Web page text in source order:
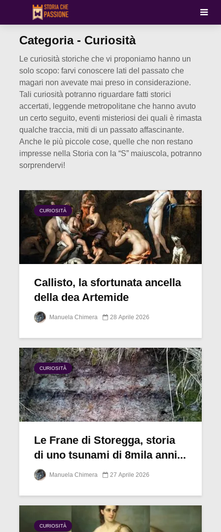
Categoria - Curiosità
Le curiosità storiche che vi proponiamo hanno un
solo scopo: farvi conoscere lati del passato che
magari non avevate mai preso in considerazione.
Tali curiosità potranno riguardare fatti storici
accertati, leggende metropolitane che hanno avuto
un certo seguito, eventi misteriosi dei quali è rimasta
qualche traccia, miti di un passato affascinante.
Anche le più piccole cose, quelle che non restano
impresse nella Storia con la “S” maiuscola, potranno
sorprendervi!
CURIOSITÀ
Callisto, la sfortunata ancella
della dea Artemide
Manuela Chimera 28 Aprile 2026
CURIOSITÀ
Le Frane di Storegga, storia
di uno tsunami di 8mila anni...
Manuela Chimera 27 Aprile 2026
CURIOSITÀ